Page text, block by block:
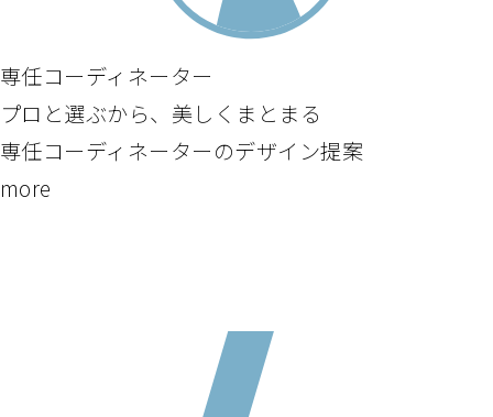
専任コーディネーター
プロと選ぶから、美しくまとまる
専任コーディネーターのデザイン提案
more